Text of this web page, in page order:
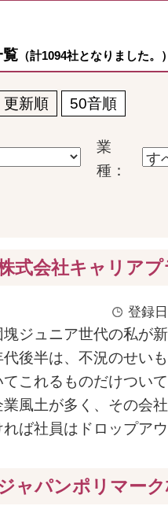
覧 （計1094社となりました。
更新順 50音順
業
種：
式会社キャリア
登録
塊ジュニア世代の私が
代後半は、不況のせい
てこれるものだけつい
業風土が多く、その会
れば社員はドロップア
ャパンポリマー